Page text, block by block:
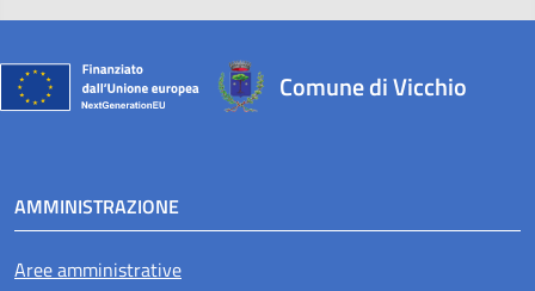
Comune di Vicchio
AMMINISTRAZIONE
Aree amministrative